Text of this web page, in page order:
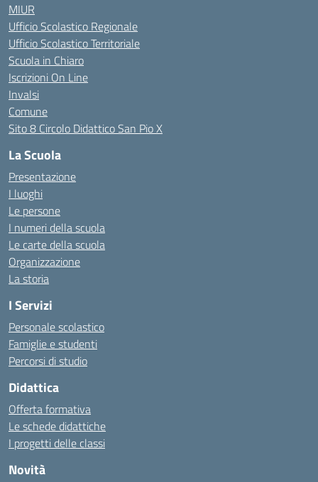
MIUR
Ufficio Scolastico Regionale
Ufficio Scolastico Territoriale
Scuola in Chiaro
Iscrizioni On Line
Invalsi
Comune
Sito 8 Circolo Didattico San Pio X
La Scuola
Presentazione
I luoghi
Le persone
I numeri della scuola
Le carte della scuola
Organizzazione
La storia
I Servizi
Personale scolastico
Famiglie e studenti
Percorsi di studio
Didattica
Offerta formativa
Le schede didattiche
I progetti delle classi
Novità